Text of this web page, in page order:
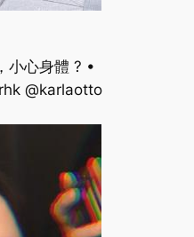
小心身體 ? •
@karlaotto